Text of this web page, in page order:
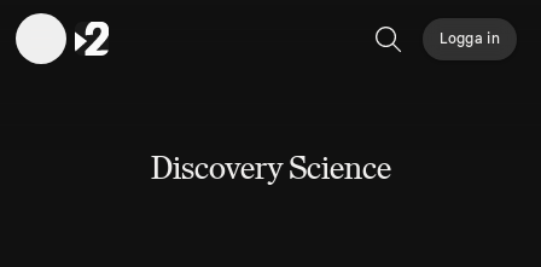
Sök
Logga in
Discovery Science